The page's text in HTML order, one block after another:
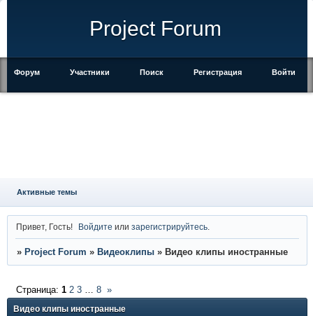
Project Forum
Форум Участники Поиск Регистрация Войти
Активные темы
Привет, Гость! Войдите илизарегистрируйтесь
» Project Forum » Видеоклипы » Видео клипы иностранные
Видео клипы иностранные
Страница: 1 2 3 8 »